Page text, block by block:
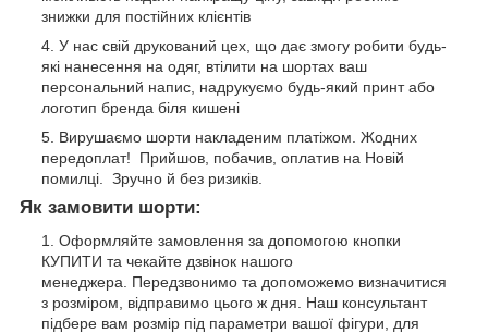
знижки для постійних клієнтів
У нас свій друкований цех, що дає змогу робити будь-
які нанесення на одяг, втілити на шортах ваш
персональний напис, надрукуємо будь-який принт або
логотип бренда біля кишені
Вирушаємо шорти накладеним платіжом. Жодних
передоплат! Прийшов, побачив, оплатив на Новій
помилці. Зручно й без ризиків.
Як замовити шорти:
Оформляйте замовлення за допомогою кнопки
КУПИТИ та чекайте дзвінок нашого
менеджера. Передзвонимо та допоможемо визначитися
з розміром, відправимо цього ж дня. Наш консультант
підбере вам розмір під параметри вашої фігури, для